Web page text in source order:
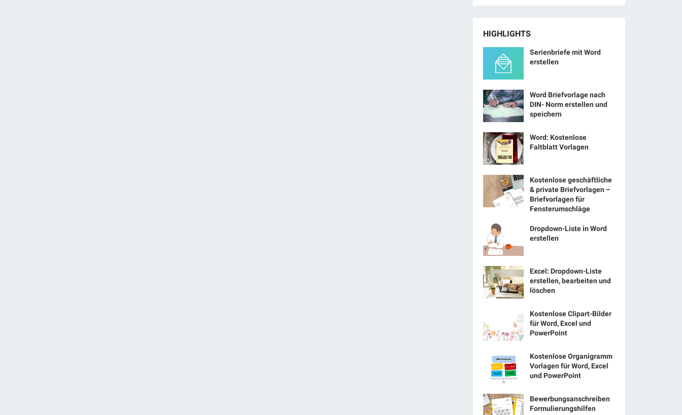
HIGHLIGHTS
Serienbriefe mit Word
erstellen
Word Briefvorlage nach
DIN- Norm erstellen und
speichern
Word: Kostenlose
Faltblatt Vorlagen
Kostenlose geschäftliche
& private Briefvorlagen –
Briefvorlagen für
Fensterumschläge
Dropdown-Liste in Word
erstellen
Excel: Dropdown-Liste
erstellen, bearbeiten und
löschen
Kostenlose Clipart-Bilder
für Word, Excel und
PowerPoint
Kostenlose Organigramm
Vorlagen für Word, Excel
und PowerPoint
Bewerbungsanschreiben
Formulierungshilfen